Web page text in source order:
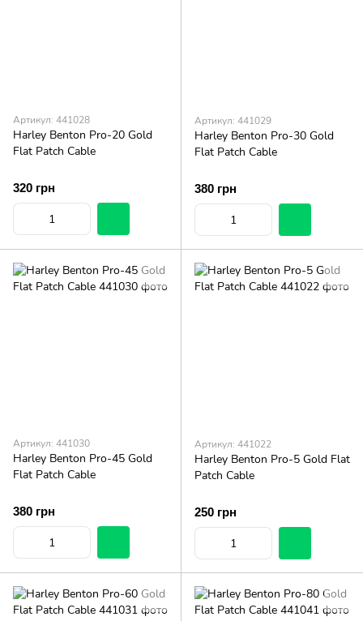
Артикул: 441028
Harley Benton Pro-20 Gold
Flat Patch Cable
320 грн
Артикул: 441029
Harley Benton Pro-30 Gold
Flat Patch Cable
380 грн
Артикул: 441030
Harley Benton Pro-45 Gold
Flat Patch Cable
380 грн
Артикул: 441022
Harley Benton Pro-5 Gold Flat
Patch Cable
250 грн